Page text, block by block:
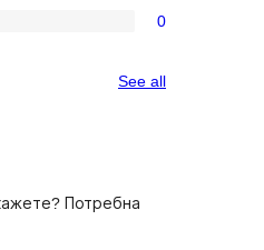
0
See allreviews
Потребна